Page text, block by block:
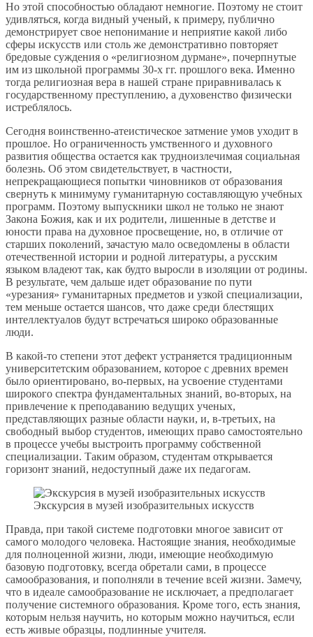
Но этой способностью обладают немногие. Поэтому не стоит
удивляться, когда видный ученый, к примеру, публично
демонстрирует свое непонимание и неприятие какой либо
сферы искусств или столь же демонстративно повторяет
бредовые суждения о «религиозном дурмане», почерпнутые
им из школьной программы 30-х гг. прошлого века. Именно
тогда религиозная вера в нашей стране приравнивалась к
государственному преступлению, а духовенство физически
истреблялось.
Сегодня воинственно-атеистическое затмение умов уходит в
прошлое. Но ограниченность умственного и духовного
развития общества остается как трудноизлечимая социальная
болезнь. Об этом свидетельствует, в частности,
непрекращающиеся попытки чиновников от образования
свернуть к минимуму гуманитарную составляющую учебных
программ. Поэтому выпускники школ не только не знают
Закона Божия, как и их родители, лишенные в детстве и
юности права на духовное просвещение, но, в отличие от
старших поколений, зачастую мало осведомлены в области
отечественной истории и родной литературы, а русским
языком владеют так, как будто выросли в изоляции от родины.
В результате, чем дальше идет образование по пути
«урезания» гуманитарных предметов и узкой специализации,
тем меньше остается шансов, что даже среди блестящих
интеллектуалов будут встречаться широко образованные
люди.
В какой-то степени этот дефект устраняется традиционным
университетским образованием, которое с древних времен
было ориентировано, во-первых, на усвоение студентами
широкого спектра фундаментальных знаний, во-вторых, на
привлечение к преподаванию ведущих ученых,
представляющих разные области науки, и, в-третьих, на
свободный выбор студентов, имеющих право самостоятельно
в процессе учебы выстроить программу собственной
специализации. Таким образом, студентам открывается
горизонт знаний, недоступный даже их педагогам.
Экскурсия в музей изобразительных искусств
Правда, при такой системе подготовки многое зависит от
самого молодого человека. Настоящие знания, необходимые
для полноценной жизни, люди, имеющие необходимую
базовую подготовку, всегда обретали сами, в процессе
самообразования, и пополняли в течение всей жизни. Замечу,
что в идеале самообразование не исключает, а предполагает
получение системного образования. Кроме того, есть знания,
которым нельзя научить, но которым можно научиться, если
есть живые образцы, подлинные учителя.